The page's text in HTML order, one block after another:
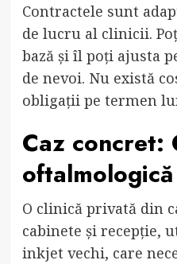
Contractele sunt
de lucru al clinicii.
bază și îl poți ajusta
de nevoi. Nu există
obligații pe termen
Caz concret:
O clinică privată din
cabinete și recepție,
inkjet vechi, care